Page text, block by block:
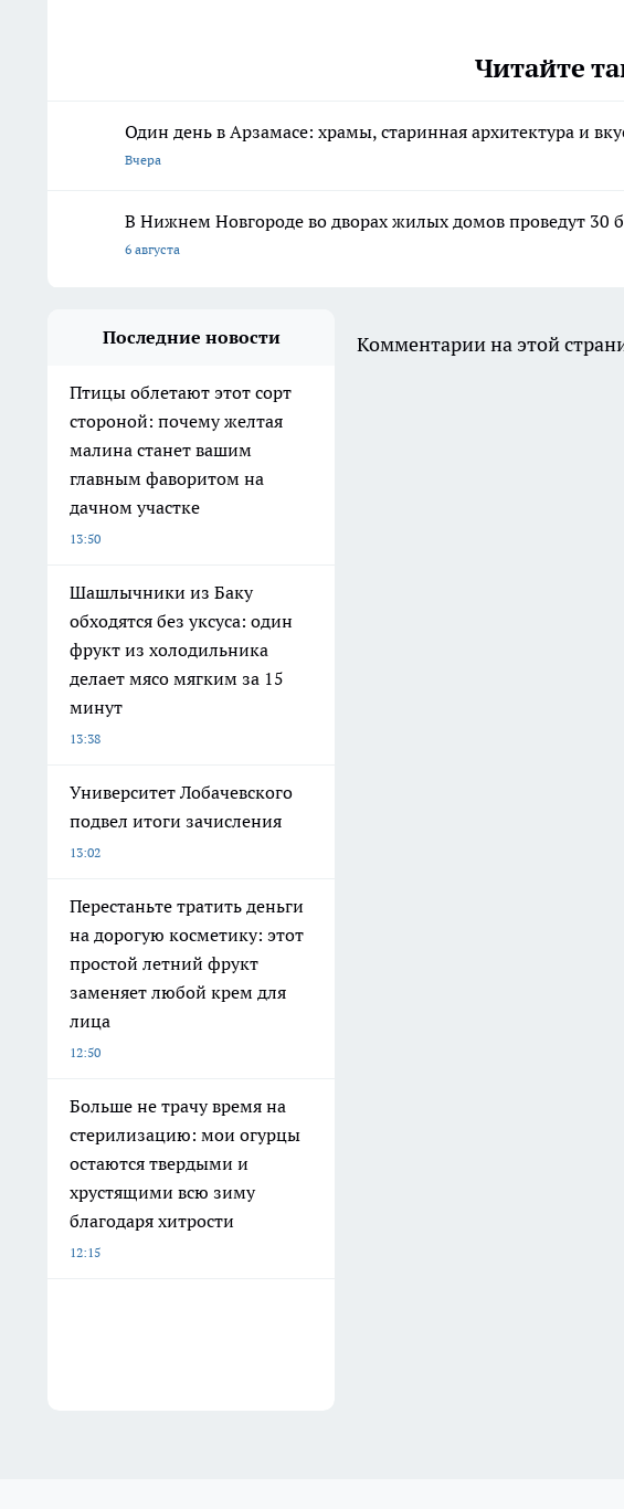
Читайте
Один день в Арзамасе: храмы, старинная архитектура и
Вчера
В Нижнем Новгороде во дворах жилых домов проведут 30
6 августа
Последние новости
Птицы облетают этот сорт
стороной: почему желтая
малина станет вашим
главным фаворитом на
дачном участке
13:50
Шашлычники из Баку
обходятся без уксуса: один
фрукт из холодильника
делает мясо мягким за 15
минут
13:38
Университет Лобачевского
подвел итоги зачисления
13:02
Перестаньте тратить деньги
на дорогую косметику: этот
простой летний фрукт
заменяет любой крем для
лица
12:50
Больше не трачу время на
стерилизацию: мои огурцы
остаются твердыми и
хрустящими всю зиму
благодаря хитрости
12:15
Комментарии на этой